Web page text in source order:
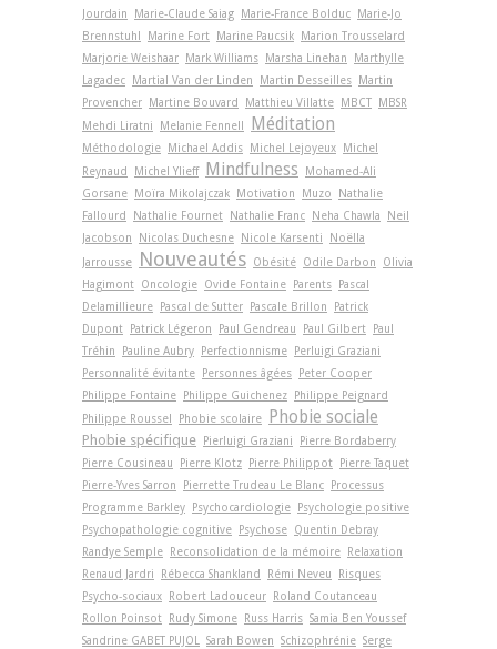
Jourdain
Marie-Claude Saiag Marie-France Bolduc
Marie-Jo
Brennstuhl
Marine Fort Marine Paucsik
Marion Trousselard
Marjorie Weishaar
Mark Williams Marsha Linehan
Marthylle
Lagadec
Martial Van der Linden Martin Desseilles
Martin
Provencher
Martine Bouvard Matthieu Villatte MBCT
MBSR
Mehdi Liratni
Melanie Fennell Méditation
Méthodologie Michael Addis Michel Lejoyeux
Michel
Reynaud
Michel Ylieff Mindfulness
Mohamed-Ali
Gorsane
Moïra Mikolajczak Motivation Muzo
Nathalie
Fallourd
Nathalie Fournet Nathalie Franc Neha Chawla
Neil
Jacobson
Nicolas Duchesne Nicole Karsenti
Noëlla
Jarrousse
Nouveautés Obésité Odile Darbon
Olivia
Hagimont Oncologie Ovide Fontaine Parents
Pascal
Delamillieure
Pascal de Sutter Pascale Brillon
Patrick
Dupont
Patrick Légeron Paul Gendreau Paul Gilbert
Paul
Tréhin
Pauline Aubry Perfectionnisme
Perluigi Graziani
Personnalité évitante
Personnes âgées
Peter Cooper
Philippe Fontaine
Philippe Guichenez
Philippe Peignard
Philippe Roussel
Phobie scolaire Phobie sociale
Phobie spécifique Pierluigi Graziani
Pierre Bordaberry
Pierre Cousineau
Pierre Klotz Pierre Philippot
Pierre Taquet
Pierre-Yves Sarron
Pierrette Trudeau Le Blanc
Processus
Programme Barkley
Psychocardiologie
Psychologie positive
Psychopathologie cognitive
Psychose Quentin Debray
Randye Semple
Reconsolidation de la mémoire
Relaxation
Renaud Jardri
Rébecca Shankland Rémi Neveu
Risques
Psycho-sociaux
Robert Ladouceur
Roland Coutanceau
Rollon Poinsot
Rudy Simone Russ Harris Samia Ben Youssef
Sandrine GABET PUJOL
Sarah Bowen Schizophrénie Serge